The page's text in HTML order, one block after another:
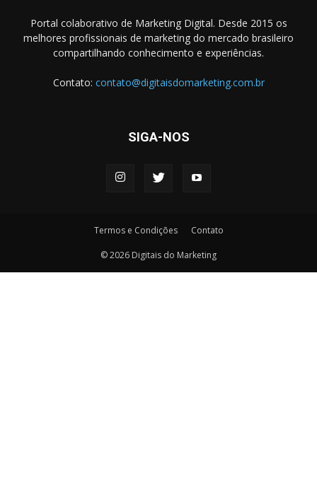
Portal colaborativo de Marketing Digital. Desde 2015 os
melhores profissionais de marketing do mercado brasileiro
compartilhando conhecimento e experiências.
Contato: contato@digitaisdomarketing.com.br
SIGA-NOS
Termos e Condições Contato
© 2026 Digitais do Marketing